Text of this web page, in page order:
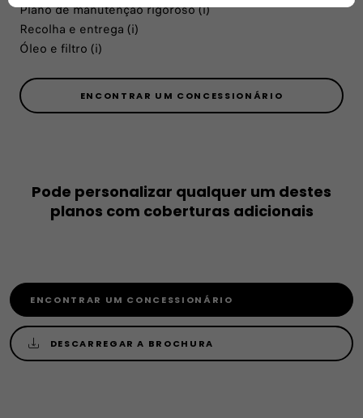
Plano de manutenção rigoroso (i)
Recolha e entrega (i)
Óleo e filtro (i)
ENCONTRAR UM CONCESSIONÁRIO
Pode personalizar qualquer um destes
planos com coberturas adicionais
ENCONTRAR UM CONCESSIONÁRIO
DESCARREGAR A BROCHURA